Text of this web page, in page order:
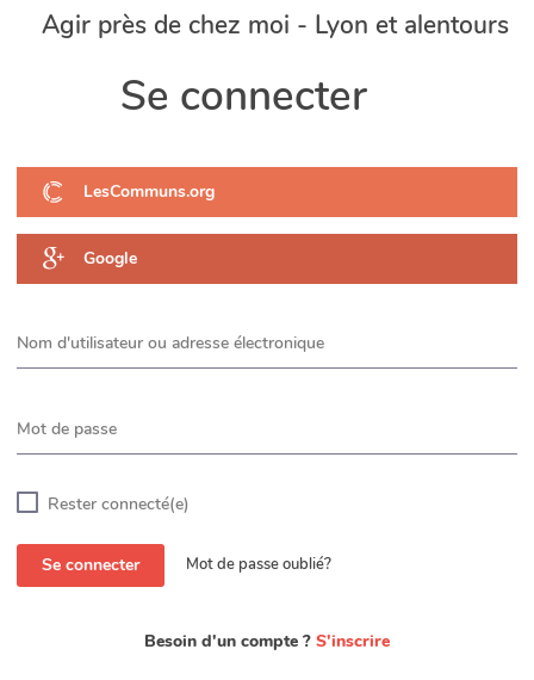
Agir près de chez moi - Lyon et alentours
Se connecter
LesCommuns.org
Google
Nom d'utilisateur ou adresse électronique
Mot de passe
Rester connecté(e)
Se connecter Mot de passe oublié?
Besoin d'un compte ? S'inscrire